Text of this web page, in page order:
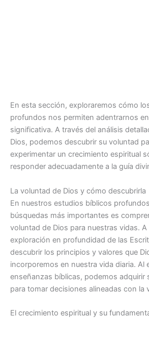
En esta sección, exploraremos cómo
profundos nos permiten adentrarnos
significativa. A través del análisis
Dios, podemos descubrir su voluntad
experimentar un crecimiento espiritual
responder adecuadamente a la guía
La voluntad de Dios y cómo descubrirla
En nuestros estudios bíblicos
búsquedas más importantes es
voluntad de Dios para nuestras vidas. A
exploración en profundidad de las
descubrir los principios y valores que
incorporemos en nuestra vida diaria. Al
enseñanzas bíblicas, podemos adquirir
para tomar decisiones alineadas con la
El crecimiento espiritual y su